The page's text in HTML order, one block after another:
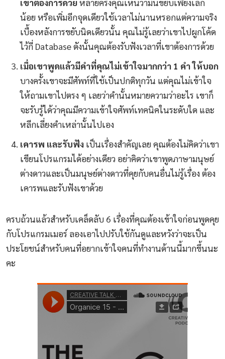
เขาต้องการด้วยหลายครั้งคุณเห็นว่ามันขยับเพียงเล็ก
น้อย หรือเพิ่มอีกจุดเดียวใช้เวลาไม่นานหรอกแต่ความจริง
เบื้องหลังการขยับนิดเดียวนั้น คุณไม่รู้เลยว่าเขาไปผูกโค้ด
ไว้กี่ Database ดังนั้นคุณต้องรับฟังเวลาที่เขาต้องการด้วย
เมื่อเขาพูดแล้วมีคำที่คุณไม่เข้าใจมากกว่า 1 คำ ให้บอก
บางครั้งเขาจะมีศัพท์ที่ใช้เป็นปกติทุกวัน แต่คุณไม่เข้าใจ
ให้ถามเขาไปตรง ๆ เลยว่าคำนั้นหมายความว่าอะไร เขาก็
จะรับรู้ได้ว่าคุณมีความเข้าใจศัพท์เทคนิคในระดับใด และ
หลีกเลี่ยงคำเหล่านั้นไปเอง
เคารพ และรับฟัง เป็นเรื่องสำคัญเลย คุณต้องไม่คิดว่าเขา
เขียนโปรแกรมได้อย่างเดียว อย่าคิดว่าเขาพูดภาษามนุษย์
ต่างดาวและเป็นมนุษย์ต่างดาวที่คุยกับคนอื่นไม่รู้เรื่อง ต้อง
เคารพและรับฟังเขาด้วย
ครบถ้วนแล้วสำหรับเคล็ดลับ 6 เรื่องที่คุณต้องเข้าใจก่อนพูดคุย
กับโปรแกรมเมอร์ ลองเอาไปปรับใช้กันดูและหวังว่าจะเป็น
ประโยชน์สำหรับคนที่อยากเข้าใจคนที่ทำงานด้านนี้มากขึ้นนะ
คะ